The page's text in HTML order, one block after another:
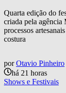
Quarta edição do
criada pela agência
processos
costura
por Otavio Pinheiro
há 21 horas
Shows e Festivais